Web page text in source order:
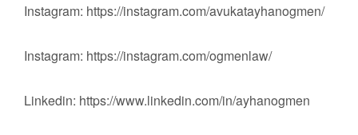
Instagram: https://instagram.com/avukatayhanogmen/
Instagram: https://instagram.com/ogmenlaw/
Linkedin: https://www.linkedin.com/in/ayhanogmen